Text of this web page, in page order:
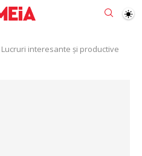
Lucruri interesante și productive